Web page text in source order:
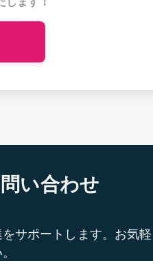
い合わせ
サポートします。お気軽